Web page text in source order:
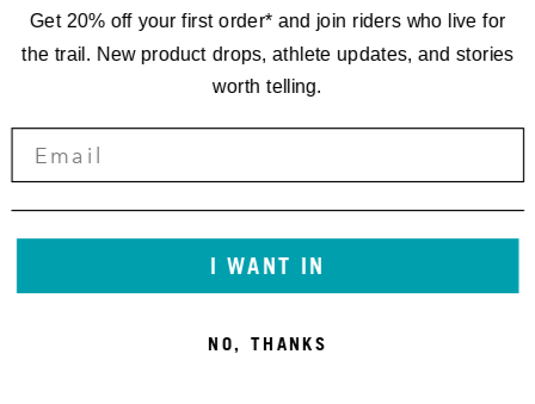
Get 20% off your first order* and join riders who live for
the trail. New product drops, athlete updates, and stories
worth telling.
I WANT IN
NO, THANKS